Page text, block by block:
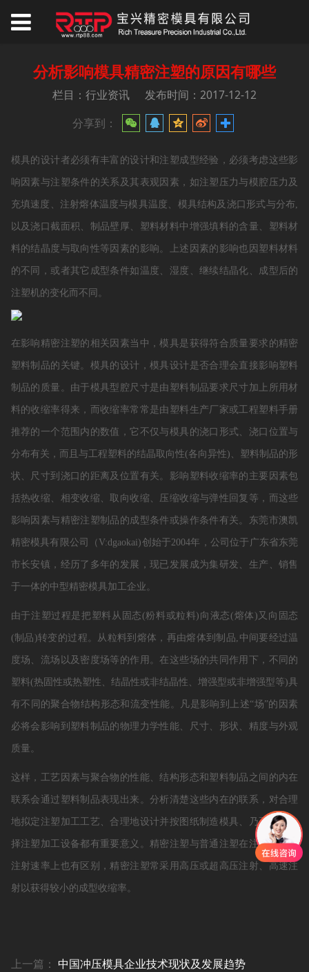
分析影响模具精密注塑的原因有哪些
栏目：行业资讯
发布时间：2017-12-12
分享到：
模具的设计者必须有丰富的设计和注塑成型经验，必须考虑这些影
响因素与注塑条件的关系及其表观因素，如注塑压力与模腔压力及
充填速度、注射熔体温度与模具温度、模具结构及浇口形式与分布,
以及浇口截面积、制品壁厚、塑料材料中增强填料的含量、塑料材
料的结晶度与取向性等因素的影响。上述因素的影响也因塑料材料
的不同，或者其它成型条件如温度、湿度、继续结晶化、成型后的
注塑机的变化而不同。
在影响精密注塑的相关因素当中，模具是获得符合质量要求的精密
塑料制品的关键。模具的设计，模具设计是否合理会直接影响塑料
制品的质量。由于模具型腔尺寸是由塑料制品要求尺寸加上所用材
料的收缩率得来，而收缩率常常是由塑料生产厂家或工程塑料手册
推荐的一个范围内的数值，它不仅与模具的浇口形式、浇口位置与
分布有关，而且与工程塑料的结晶取向性(各向异性)、塑料制品的形
状、尺寸到浇口的距离及位置有关。影响塑料收缩率的主要因素包
括热收缩、相变收缩、取向收缩、压缩收缩与弹性回复等，而这些
影响因素与精密注塑制品的成型条件或操作条件有关。东莞市澳凯
精密模具有限公司（V:dgaokai)创始于2004年，公司位于广东省东莞
市长安镇，经历了多年的发展，现已发展成为集研发、生产、销售
于一体的中型精密模具加工企业。
由于注塑过程是把塑料从固态(粉料或粒料)向液态(熔体)又向固态
(制品)转变的过程。从粒料到熔体，再由熔体到制品,中间要经过温
度场、流场以及密度场等的作用。在这些场的共同作用下，不同的
塑料(热固性或热塑性、结晶性或非结晶性、增强型或非增强型等)具
有不同的聚合物结构形态和流变性能。凡是影响到上述“场”的因素
必将会影响到塑料制品的物理力学性能、尺寸、形状、精度与外观
质量。
这样，工艺因素与聚合物的性能、结构形态和塑料制品之间的内在
联系会通过塑料制品表现出来。分析清楚这些内在的联系，对合理
地拟定注塑加工工艺、合理地设计并按图纸制造模具、乃至合理选
择注塑加工设备都有重要意义。精密注塑与普通注塑在注塑压力和
注射速率上也有区别，精密注塑常采用高压或超高压注射、高速注
射以获得较小的成型收缩率。
上一篇： 中国冲压模具企业技术现状及发展趋势